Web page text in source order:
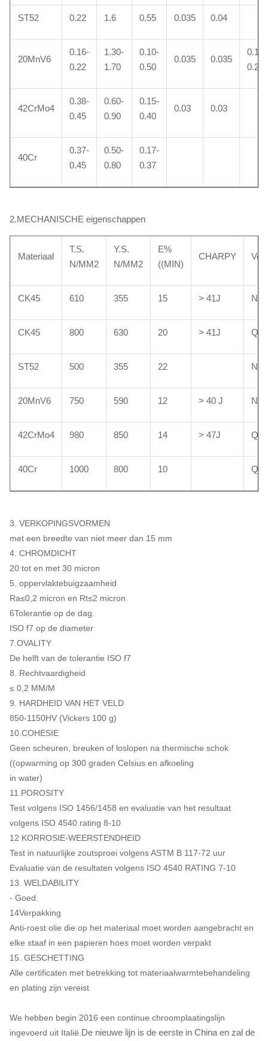
ST52 0.22 1.6 0.55 0.035 0.04
20MnV6
0.16-
0.22
1.30-
1.70
0.10-
0.50
0.035 0.035
0.10-
0.20
42CrMo4
0.38-
0.45
0.60-
0.90
0.15-
0.40
0.03 0.03
40Cr
0.37-
0.45
0.50-
0.80
0.17-
0.37
2.MECHANISCHE eigenschappen
Materiaal
T.S.
N/MM2
Y.S.
N/MM2
E%
((MIN)
CHARPY
CK45 610 355 15 > 41J
CK45 800 630 20 > 41J Q +
ST52 500 355 22
20MnV6 750 590 12 > 40 J
42CrMo4 980 850 14 > 47J Q +
40Cr 1000 800 10 Q +
3. VERKOPINGSVORMEN
met een breedte van niet meer dan 15 mm
4. CHROMDICHT
20 tot en met 30 micron
5. oppervlaktebuigzaamheid
Ra≤0,2 micron en Rt≤2 micron
6Tolerantie op de dag.
ISO f7 op de diameter
7.OVALITY
De helft van de tolerantie ISO f7
8. Rechtvaardigheid
≤ 0,2 MM/M
9. HARDHEID VAN HET VELD
850-1150HV (Vickers 100 g)
10.COHESIE
Geen scheuren, breuken of loslopen na thermische schok
((opwarming op 300 graden Celsius en afkoeling
in water)
11.POROSITY
Test volgens ISO 1456/1458 en evaluatie van het resultaat
volgens ISO 4540 rating 8-10
12 KORROSIE-WEERSTENDHEID
Test in natuurlijke zoutsproei volgens ASTM B 117-72 uur
Evaluatie van de resultaten volgens ISO 4540 RATING 7-10
13. WELDABILITY
- Goed.
14Verpakking
Anti-roest olie die op het materiaal moet worden aangebracht en
elke staaf in een papieren hoes moet worden verpakt
15. GESCHETTING
Alle certificaten met betrekking tot materiaalwarmtebehandeling
en plating zijn vereist
We hebben begin 2016 een continue chroomplaatingslijn
ingevoerd uit Italië. De nieuwe lijn is de eerste in China en zal de